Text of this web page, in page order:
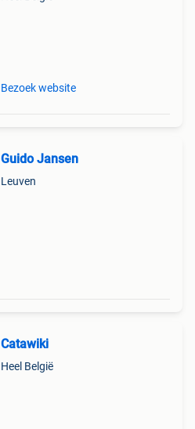
Bezoek website
Guido Jansen
Leuven
Catawiki
Heel België